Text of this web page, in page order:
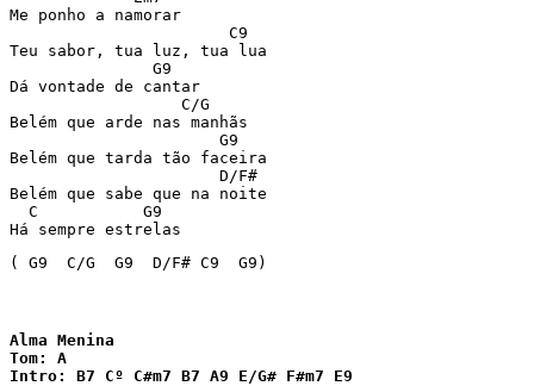
Me ponho a namorar
                       C9
Teu sabor, tua luz, tua lua
               G9
Dá vontade de cantar
                  C/G
Belém que arde nas manhãs
                      G9
Belém que tarda tão faceira
                      D/F#
Belém que sabe que na noite
  C           G9
Há sempre estrelas
( G9  C/G  G9  D/F# C9  G9)
Alma Menina
Tom: A
Intro: B7 Cº C#m7 B7 A9 E/G# F#m7 E9